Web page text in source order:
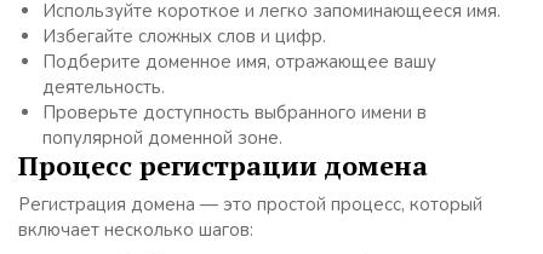
Используйте короткое и легко запоминающееся имя.
Избегайте сложных слов и цифр.
Подберите доменное имя, отражающее вашу
деятельность.
Проверьте доступность выбранного имени в
популярной доменной зоне.
Процесс регистрации домена
Регистрация домена — это простой процесс, который
включает несколько шагов: